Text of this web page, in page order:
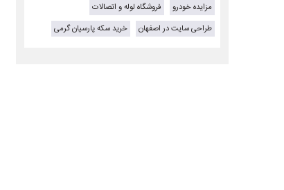
مزایده خودرو
فروشگاه لوله و اتصالات
طراحی سایت در اصفهان
خرید سکه پارسیان گرمی